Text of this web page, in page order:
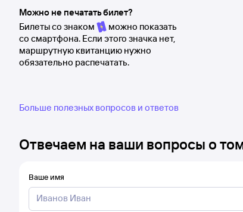
Можно не печатать билет?
Билеты со знаком
можно показать
со смартфона. Если этого значка нет,
маршрутную квитанцию нужно
обязательно распечатать.
Больше полезных вопросов и ответов
Отвечаем на ваши вопросы о
Ваше имя